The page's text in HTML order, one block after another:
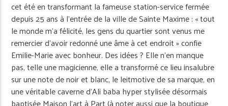
cet été en transformant la fameuse station-service fermée
depuis 25 ans à l’entrée de la ville de Sainte Maxime : « tout
le monde m’a félicité, les gens du quartier sont venus me
remercier d’avoir redonné une âme à cet endroit » confie
Emilie-Marie avec bonheur. Des idées ? Elle n’en manque
pas, telle une magicienne, elle a transformé ce lieu insalubre
sur une note de noir et blanc, le leitmotive de sa marque, en
une véritable caverne d’Ali baba hyper stylisée désormais
baptisée Maison l’art à Part (à noter aussi que la boutique